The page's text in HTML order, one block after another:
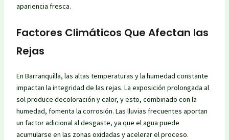
apariencia fresca.
Factores Climáticos Que Afectan las
Rejas
En Barranquilla, las altas temperaturas y la humedad constante
impactan la integridad de las rejas. La exposición prolongada al
sol produce decoloración y calor, y esto, combinado con la
humedad, fomenta la corrosión. Las lluvias frecuentes aportan
un factor adicional al desgaste, ya que el agua puede
acumularse en las zonas oxidadas y acelerar el proceso.